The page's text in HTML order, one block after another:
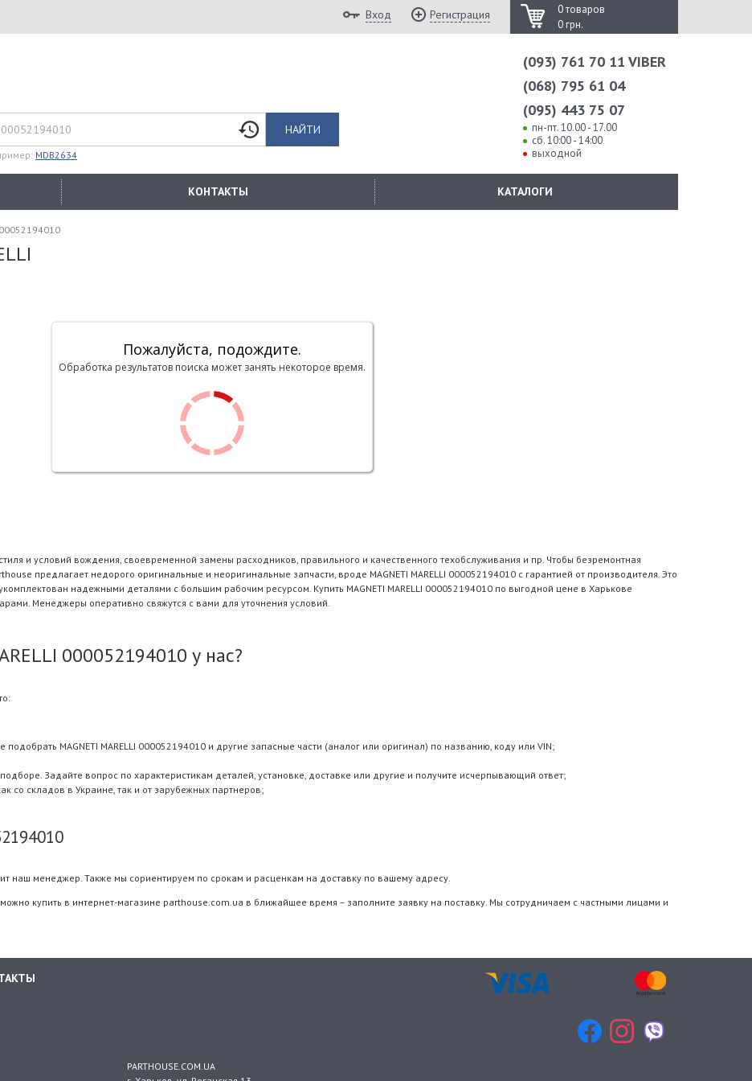
0 товаров
0 грн.
Вход Регистрация
НАЙТИ
MDB2634
(093) 761 70 11 VIBER
(068) 795 61 04
(095) 443 75 07
пн-пт. 10.00 - 17.00
сб. 10:00 - 14:00
выходной
КОНТАКТЫ КАТАЛОГИ
Пожалуйста, подождите.
Обработка результатов поиска может занять некоторое время.
и условий вождения, своевременной замены расходников, правильного и качественного техобслуживания и пр. Чтобы безремонтная
предлагает недорого оригинальные и неоригинальные запчасти, вроде MAGNETI MARELLI 000052194010 с гарантией от производителя. Это
надежными деталями с большим рабочим ресурсом. Купить MAGNETI MARELLI 000052194010 по выгодной цене в Харькове
Менеджеры оперативно свяжутся с вами для уточнения условий.
000052194010 у нас?
MAGNETI MARELLI 000052194010 и другие запасные части (аналог или оригинал) по названию, коду или VIN;
Задайте вопрос по характеристикам деталей, установке, доставке или другие и получите исчерпывающий ответ;
со складов в Украине, так и от зарубежных партнеров;
наш менеджер. Также мы сориентируем по срокам и расценкам на доставку по вашему адресу.
купить в интернет-магазине parthouse.com.ua в ближайшее время – заполните заявку на поставку. Мы сотрудничаем с частными лицами и
PARTHOUSE.COM.UA